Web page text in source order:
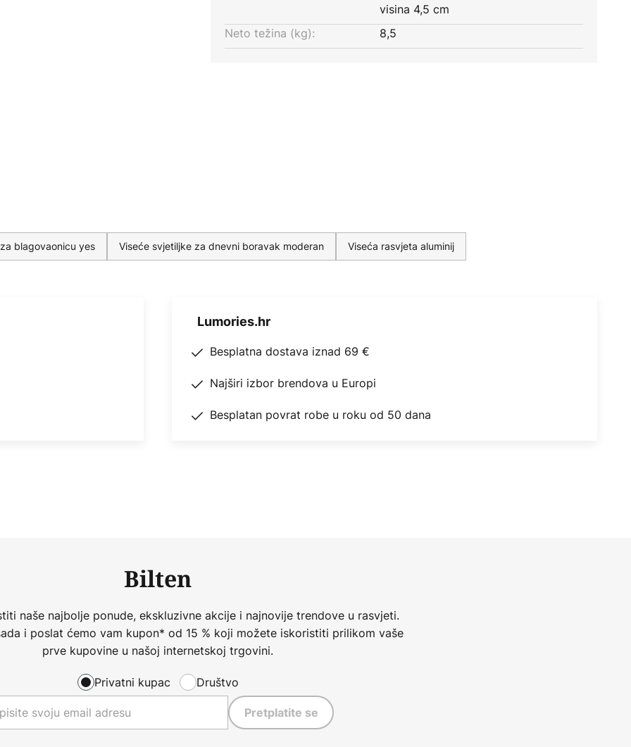
proizvodnje kombinira
trajno ugrađenim
obrada naglašava njegov
visina 4,5 cm
Neto težina (kg):
8,5
blagovaonicu yes Viseće svjetiljke za dnevni boravak moderan Viseća rasvjeta aluminij
Lumories.hr
Besplatna dostava iznad 69 €
Najširi izbor brendova u Europi
Besplatan povrat robe u roku od 50 dana
Bilten
naše najbolje ponude, ekskluzivne akcije i najnovije trendove u rasvjeti.
i poslat ćemo vam kupon* od 15 % koji možete iskoristiti prilikom vaše
prve kupovine u našoj internetskoj trgovini.
Privatni kupac Društvo
Pretplatite se